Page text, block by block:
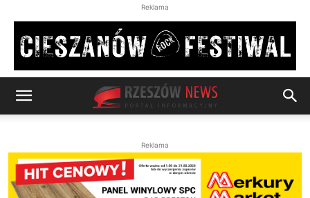
Reklama
Reklama